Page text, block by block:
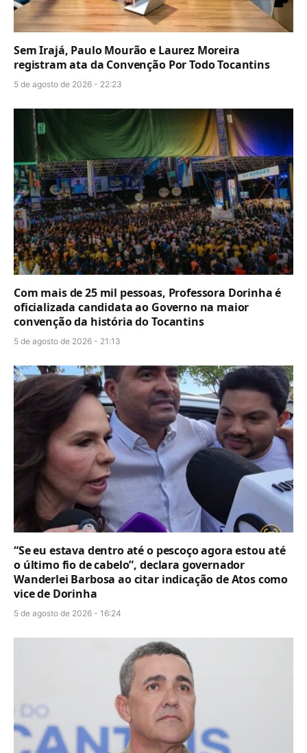
Sem Irajá, Paulo Mourão e Laurez Moreira
registram ata da Convenção Por Todo Tocantins
5 de agosto de 2026 - 22:23
Com mais de 25 mil pessoas, Professora Dorinha é
oficializada candidata ao Governo na maior
convenção da história do Tocantins
5 de agosto de 2026 - 21:13
“Se eu estava dentro até o pescoço agora estou até
o último fio de cabelo”, declara governador
Wanderlei Barbosa ao citar indicação de Atos como
vice de Dorinha
5 de agosto de 2026 - 16:24